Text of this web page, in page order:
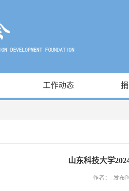
工作动态
山东科技大学
作者： 发布